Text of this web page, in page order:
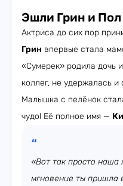
Эшли Грин и
Актриса до сих пор
Грин впервые стала
«Сумерек» родила дочь
коллег, не удержалась
Малышка с пелёнок
чудо! Её полное имя —
«Вот так просто наша
мгновение ты пришла